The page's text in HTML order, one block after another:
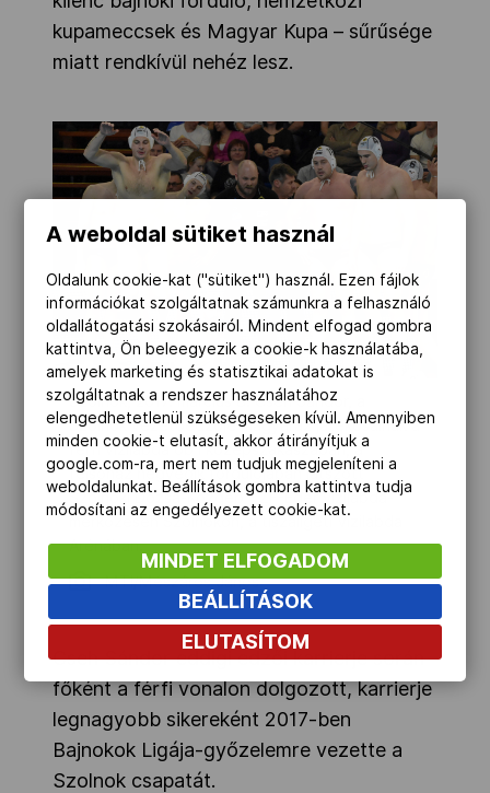
kupameccsek és Magyar Kupa – sűrűsége
miatt rendkívül nehéz lesz.
Szolnok, 2017. március 8. Cseh Sándor, a
Szolnok vezetőedzője magyaráz játékosainak a
férfi vízilabda ob I középszakaszában, a
felsőház negyedik fordulójában játszott
Szolnoki Dózsa-Közgép - ZF-Eger vízilabda-
mérkőzésen Szolnokon, a tiszaligeti Vízilabda
Arénában.
MTI/Mészáros János
Cseh Sándor eddigi edzői karrierje során
főként a férfi vonalon dolgozott, karrierje
legnagyobb sikereként 2017-ben
Bajnokok Ligája-győzelemre vezette a
Szolnok csapatát.
A weboldal sütiket használ
Oldalunk cookie-kat ("sütiket") használ. Ezen fájlok
információkat szolgáltatnak számunkra a felhasználó
oldallátogatási szokásairól. Mindent elfogad gombra
kattintva, Ön beleegyezik a cookie-k használatába,
amelyek marketing és statisztikai adatokat is
szolgáltatnak a rendszer használatához
elengedhetetlenül szükségeseken kívül. Amennyiben
minden cookie-t elutasít, akkor átirányítjuk a
google.com-ra, mert nem tudjuk megjeleníteni a
weboldalunkat. Beállítások gombra kattintva tudja
módosítani az engedélyezett cookie-kat.
MINDET ELFOGADOM
BEÁLLÍTÁSOK
ELUTASÍTOM